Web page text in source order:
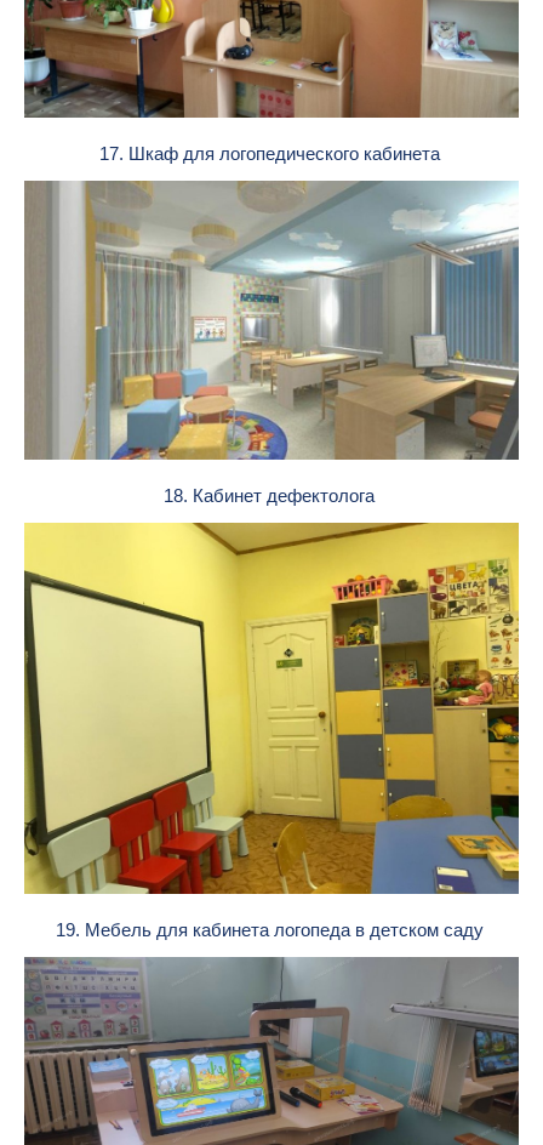
17. Шкаф для логопедического кабинета
18. Кабинет дефектолога
19. Мебель для кабинета логопеда в детском саду